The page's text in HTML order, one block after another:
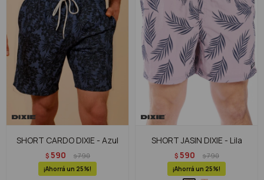
SHORT CARDO DIXIE - Azul
$ 590 $790
25
SHORT JASIN DIXIE - Lila
$ 590 $790
25